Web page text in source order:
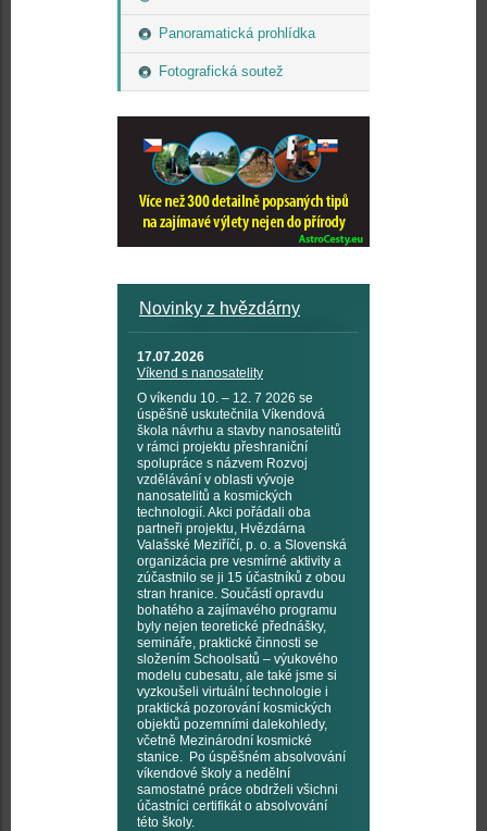
Panoramatická prohlídka
Fotografická soutež
Novinky z hvězdárny
17.07.2026
Víkend s nanosatelity
O víkendu 10. – 12. 7 2026 se
úspěšně uskutečnila Víkendová
škola návrhu a stavby nanosatelitů
v rámci projektu přeshraniční
spolupráce s názvem Rozvoj
vzdělávání v oblasti vývoje
nanosatelitů a kosmických
technologií. Akci pořádali oba
partneři projektu, Hvězdárna
Valašské Meziříčí, p. o. a Slovenská
organizácia pre vesmírné aktivity a
zúčastnilo se ji 15 účastníků z obou
stran hranice. Součástí opravdu
bohatého a zajímavého programu
byly nejen teoretické přednášky,
semináře, praktické činnosti se
složením Schoolsatů – výukového
modelu cubesatu, ale také jsme si
vyzkoušeli virtuální technologie i
praktická pozorování kosmických
objektů pozemními dalekohledy,
včetně Mezinárodní kosmické
stanice. Po úspěšném absolvování
víkendové školy a nedělní
samostatné práce obdrželi všichni
účastníci certifikát o absolvování
této školy.